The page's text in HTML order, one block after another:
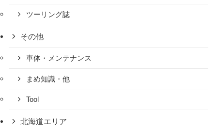
ツーリング誌
その他
車体・メンテナンス
まめ知識・他
Tool
北海道エリア